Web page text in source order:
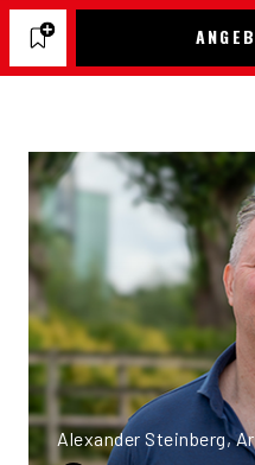
Alexander Steinberg,